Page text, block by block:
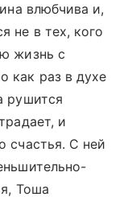
влюбчива и,
не в тех, кого
жизнь с
как раз в духе
рушится
и
счастья. С ней
Тоша